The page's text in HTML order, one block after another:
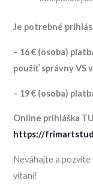
Je potrebné
– 16 € (osoba)
použiť správny VS
– 19 € (osoba)
Online prihláška
https://
Neváhajte a
vítaní!